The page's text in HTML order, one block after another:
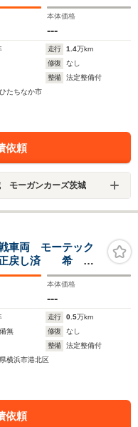
本体価格
---
走行 1.4万km
修復
なし
整備
法定整備付
たちなか市
依頼
モーガンカーズ茨城
車両 モーテック
正戻し済 希
公式戦参戦エキ
本体価格
---
走行 0.5万km
無 修復
なし
整備
法定整備付
横浜市港北区
依頼